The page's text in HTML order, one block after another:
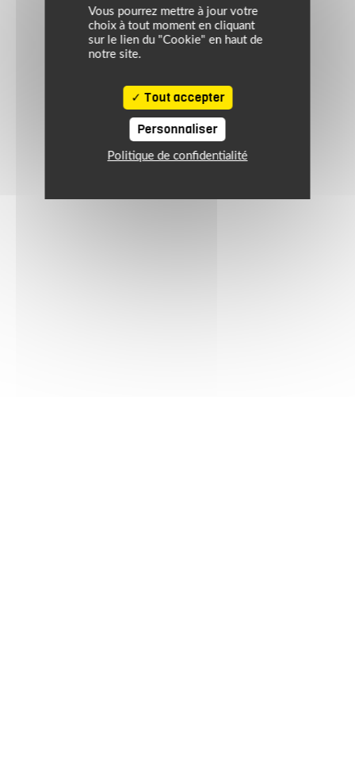
Vous pourrez mettre à jour votre
choix à tout moment en cliquant
sur le lien du "Cookie" en haut de
notre site.
Tout accepter
Personnaliser
Politique de confidentialité